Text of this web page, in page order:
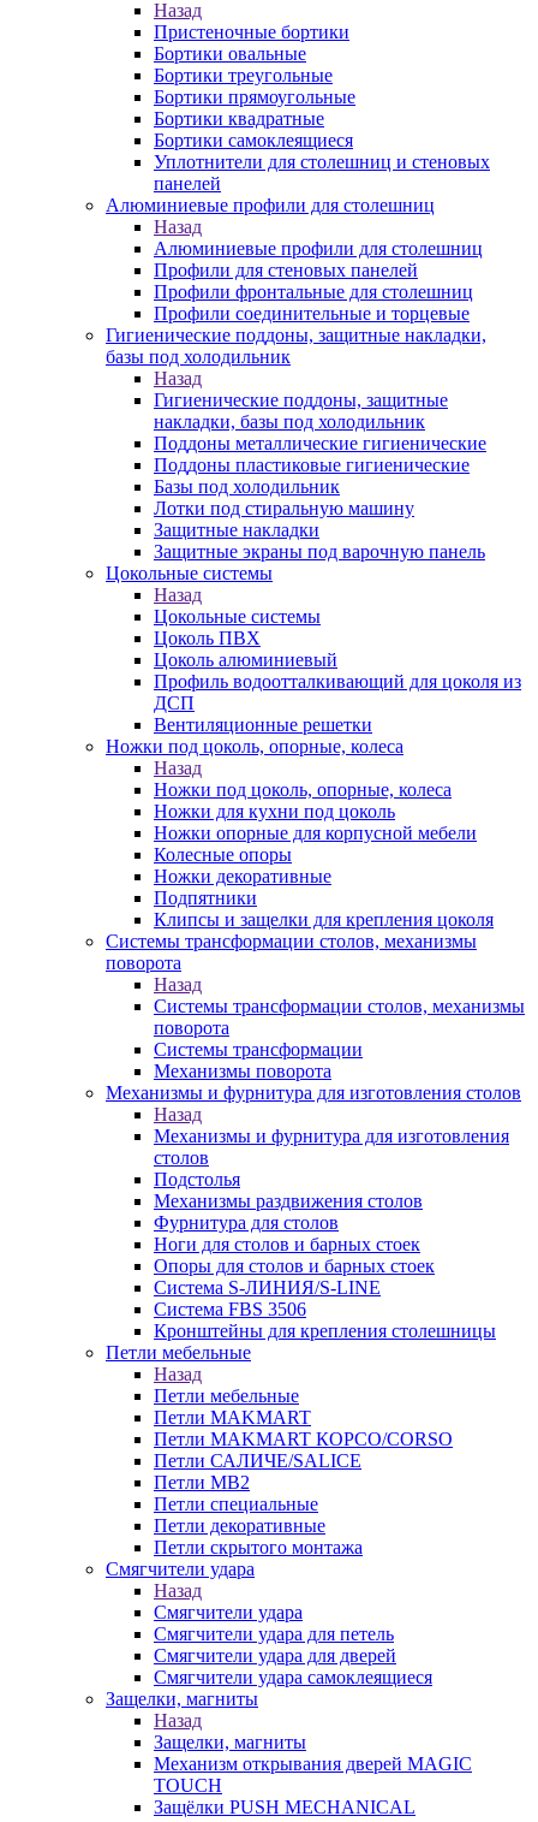
Назад
Пристеночные бортики
Бортики овальные
Бортики треугольные
Бортики прямоугольные
Бортики квадратные
Бортики самоклеящиеся
Уплотнители для столешниц и стеновых
панелей
Алюминиевые профили для столешниц
Назад
Алюминиевые профили для столешниц
Профили для стеновых панелей
Профили фронтальные для столешниц
Профили соединительные и торцевые
Гигиенические поддоны, защитные накладки,
базы под холодильник
Назад
Гигиенические поддоны, защитные
накладки, базы под холодильник
Поддоны металлические гигиенические
Поддоны пластиковые гигиенические
Базы под холодильник
Лотки под стиральную машину
Защитные накладки
Защитные экраны под варочную панель
Цокольные системы
Назад
Цокольные системы
Цоколь ПВХ
Цоколь алюминиевый
Профиль водоотталкивающий для цоколя из
ДСП
Вентиляционные решетки
Ножки под цоколь, опорные, колеса
Назад
Ножки под цоколь, опорные, колеса
Ножки для кухни под цоколь
Ножки опорные для корпусной мебели
Колесные опоры
Ножки декоративные
Подпятники
Клипсы и защелки для крепления цоколя
Системы трансформации столов, механизмы
поворота
Назад
Системы трансформации столов, механизмы
поворота
Системы трансформации
Механизмы поворота
Механизмы и фурнитура для изготовления столов
Назад
Механизмы и фурнитура для изготовления
столов
Подстолья
Механизмы раздвижения столов
Фурнитура для столов
Ноги для столов и барных стоек
Опоры для столов и барных стоек
Система S-ЛИНИЯ/S-LINE
Система FBS 3506
Кронштейны для крепления столешницы
Петли мебельные
Назад
Петли мебельные
Петли MAKMART
Петли MAKMART КОРСО/CORSO
Петли САЛИЧЕ/SALICE
Петли MB2
Петли специальные
Петли декоративные
Петли скрытого монтажа
Смягчители удара
Назад
Смягчители удара
Смягчители удара для петель
Смягчители удара для дверей
Cмягчители удара самоклеящиеся
Защелки, магниты
Назад
Защелки, магниты
Механизм открывания дверей MAGIC
TOUCH
Защёлки PUSH MECHANICAL